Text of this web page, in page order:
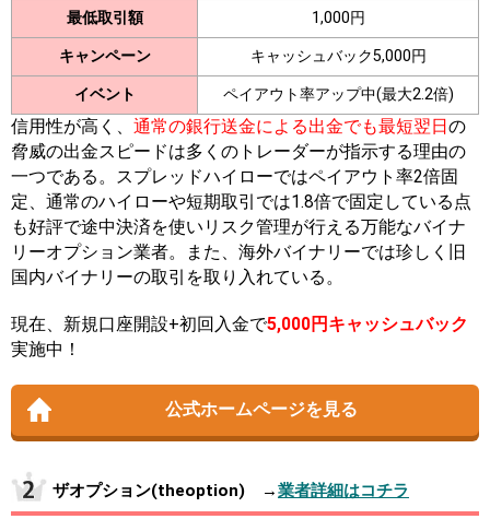
最低取引額 1,000円
キャンペーン キャッシュバック5,000円
イベント ペイアウト率アップ中(最大2.2倍)
信用性が高く、 通常の銀行送金による出金でも最短翌日 の
脅威の出金スピードは多くのトレーダーが指示する理由の
一つである。スプレッドハイローではペイアウト率2倍固
定、通常のハイローや短期取引では1.8倍で固定している点
も好評で途中決済を使いリスク管理が行える万能なバイナ
リーオプション業者。また、海外バイナリーでは珍しく旧
国内バイナリーの取引を取り入れている。
現在、新規口座開設+初回入金で5,000円キャッシュバック
実施中！
公式ホームページを見る
ザオプション(theoption) →業者詳細はコチラ